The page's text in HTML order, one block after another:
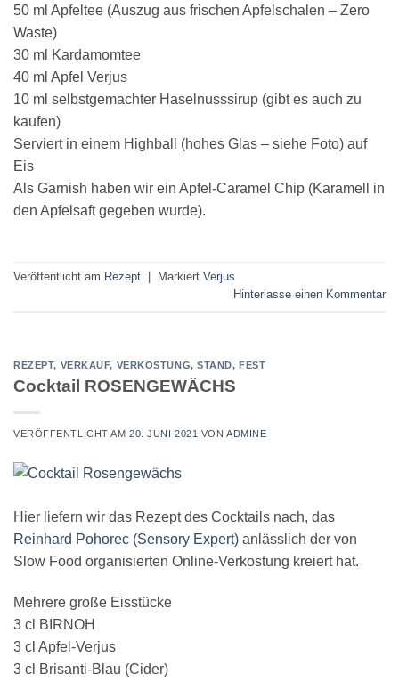
50 ml Apfeltee (Auszug aus frischen Apfelschalen – Zero
Waste)
30 ml Kardamomtee
40 ml Apfel Verjus
10 ml selbstgemachter Haselnusssirup (gibt es auch zu
kaufen)
Serviert in einem Highball (hohes Glas – siehe Foto) auf
Eis
Als Garnish haben wir ein Apfel-Caramel Chip (Karamell in
den Apfelsaft gegeben wurde).
Veröffentlicht am Rezept Markiert Verjus
Hinterlasse einen Kommentar
REZEPT, VERKAUF, VERKOSTUNG, STAND, FEST
Cocktail ROSENGEWÄCHS
VERÖFFENTLICHT AM20. JUNI 2021 VONADMINE
Hier liefern wir das Rezept des Cocktails nach, das
Reinhard Pohorec (Sensory Expert) anlässlich der von
Slow Food organisierten Online-Verkostung kreiert hat.
Mehrere große Eisstücke
3 cl BIRNOH
3 cl Apfel-Verjus
3 cl Brisanti-Blau (Cider)